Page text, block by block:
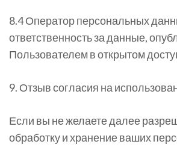
8.4 Оператор персональных
ответственность за данные,
Пользователем в открытом
9. Отзыв согласия на
Если вы не желаете далее
обработку и хранение ваших